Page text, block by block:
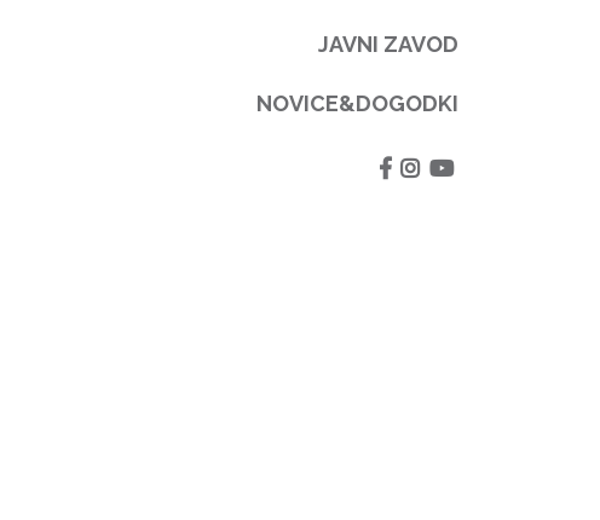
JAVNI ZAVOD
NOVICE&DOGODKI